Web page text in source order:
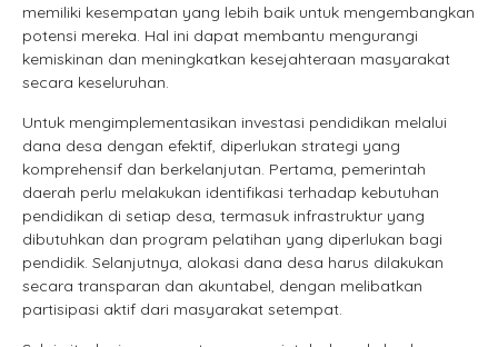
memiliki kesempatan yang lebih baik untuk mengembangkan
potensi mereka. Hal ini dapat membantu mengurangi
kemiskinan dan meningkatkan kesejahteraan masyarakat
secara keseluruhan.
Untuk mengimplementasikan investasi pendidikan melalui
dana desa dengan efektif, diperlukan strategi yang
komprehensif dan berkelanjutan. Pertama, pemerintah
daerah perlu melakukan identifikasi terhadap kebutuhan
pendidikan di setiap desa, termasuk infrastruktur yang
dibutuhkan dan program pelatihan yang diperlukan bagi
pendidik. Selanjutnya, alokasi dana desa harus dilakukan
secara transparan dan akuntabel, dengan melibatkan
partisipasi aktif dari masyarakat setempat.